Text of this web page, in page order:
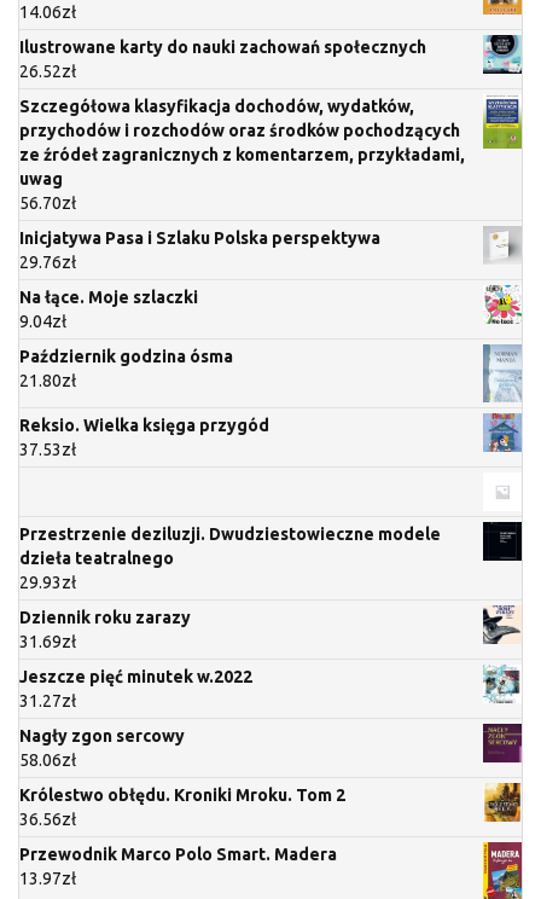
14.06zł
Ilustrowane karty do nauki zachowań społecznych
26.52zł
Szczegółowa klasyfikacja dochodów, wydatków,
przychodów i rozchodów oraz środków pochodzących
ze źródeł zagranicznych z komentarzem, przykładami,
uwag
56.70zł
Inicjatywa Pasa i Szlaku Polska perspektywa
29.76zł
Na łące. Moje szlaczki
9.04zł
Październik godzina ósma
21.80zł
Reksio. Wielka księga przygód
37.53zł
Przestrzenie deziluzji. Dwudziestowieczne modele
dzieła teatralnego
29.93zł
Dziennik roku zarazy
31.69zł
Jeszcze pięć minutek w.2022
31.27zł
Nagły zgon sercowy
58.06zł
Królestwo obłędu. Kroniki Mroku. Tom 2
36.56zł
Przewodnik Marco Polo Smart. Madera
13.97zł